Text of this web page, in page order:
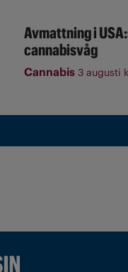
Avmattning i
cannabisvåg
Cannabis 3 augusti